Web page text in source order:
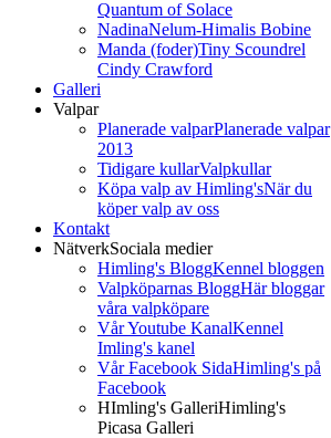
Quantum of Solace
NadinaNelum-Himalis Bobine
Manda (foder)Tiny Scoundrel
Cindy Crawford
Galleri
Valpar
Planerade valparPlanerade valpar
2013
Tidigare kullarValpkullar
Köpa valp av Himling'sNär du
köper valp av oss
Kontakt
NätverkSociala medier
Himling's BloggKennel bloggen
Valpköparnas BloggHär bloggar
våra valpköpare
Vår Youtube KanalKennel
Imling's kanel
Vår Facebook SidaHimling's på
Facebook
HImling's GalleriHimling's
Picasa Galleri